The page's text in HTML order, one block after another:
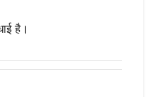
है।